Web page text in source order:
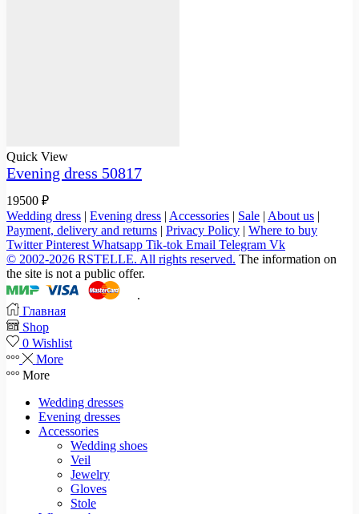
Quick View
Evening dress 50817
19500 ₽
Wedding dress | Evening dress | Accessories | Sale | About us |
Payment, delivery and returns | Privacy Policy | Where to buy
Twitter Pinterest Whatsapp Tik-tok Email Telegram Vk
© 2002-2026 RSTELLE. All rights reserved. The information on
the site is not a public offer.
.
Главная
Shop
0 Wishlist
More
More
Wedding dresses
Evening dresses
Accessories
Wedding shoes
Veil
Jewelry
Gloves
Stole